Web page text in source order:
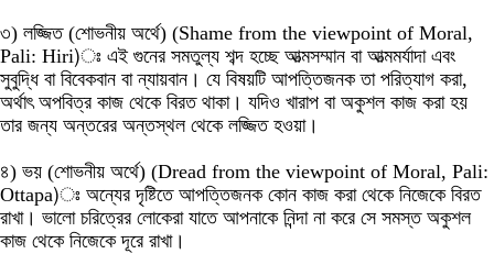
৩) লজ্জিত (শোভনীয় অর্থে) (Shame from the viewpoint of Moral,
Pali: Hiri)ঃ এই গুনের সমতুল্য শব্দ হচ্ছে আত্মসম্মান বা আত্মমর্যাদা এবং
সুবুদ্ধি বা বিবেকবান বা ন্যায়বান। যে বিষয়টি আপত্তিজনক তা পরিত্যাগ করা,
অর্থাৎ অপবিত্র কাজ থেকে বিরত থাকা। যদিও খারাপ বা অকুশল কাজ করা হয়
তার জন্য অন্তরের অন্তস্থল থেকে লজ্জিত হওয়া।
৪) ভয় (শোভনীয় অর্থে) (Dread from the viewpoint of Moral, Pali:
Ottapa)ঃ অন্যের দৃষ্টিতে আপত্তিজনক কোন কাজ করা থেকে নিজেকে বিরত
রাখা। ভালো চরিত্রের লোকেরা যাতে আপনাকে নিন্দা না করে সে সমস্ত অকুশল
কাজ থেকে নিজেকে দূরে রাখা।